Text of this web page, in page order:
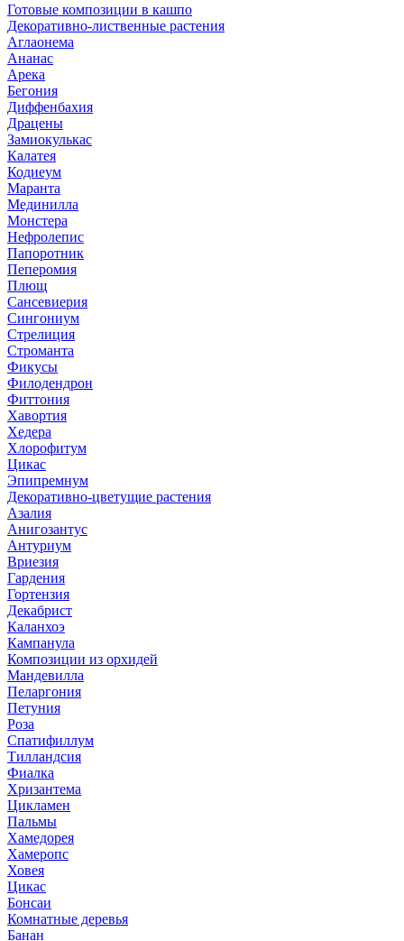
Готовые композиции в кашпо
Декоративно-лиственные растения
Аглаонема
Ананас
Арека
Бегония
Диффенбахия
Драцены
Замиокулькас
Калатея
Кодиеум
Маранта
Мединилла
Монстера
Нефролепис
Папоротник
Пеперомия
Плющ
Сансевиерия
Сингониум
Стрелиция
Строманта
Фикусы
Филодендрон
Фиттония
Хавортия
Хедера
Хлорофитум
Цикас
Эпипремнум
Декоративно-цветущие растения
Азалия
Анигозантус
Антуриум
Вриезия
Гардения
Гортензия
Декабрист
Каланхоэ
Кампанула
Композиции из орхидей
Мандевилла
Пеларгония
Петуния
Роза
Спатифиллум
Тилландсия
Фиалка
Хризантема
Цикламен
Пальмы
Хамедорея
Хамеропс
Ховея
Цикас
Бонсаи
Комнатные деревья
Банан